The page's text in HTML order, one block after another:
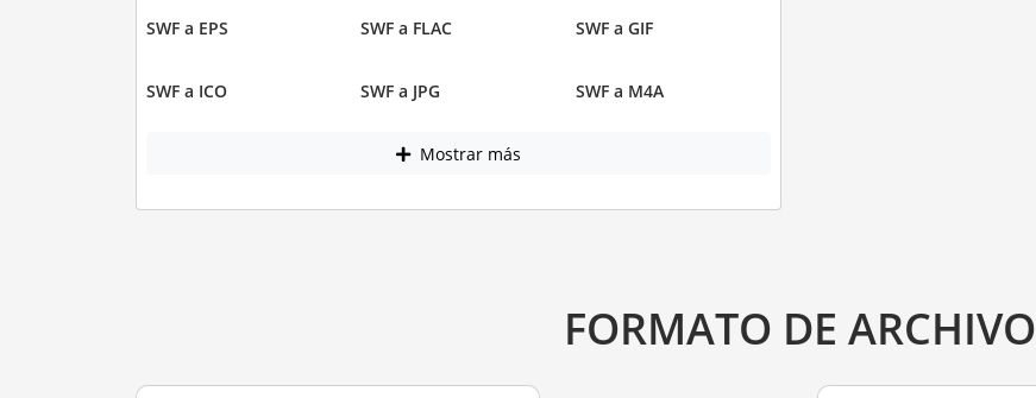
SWF a EPS SWF a FLAC SWF a GIF
SWF a ICO SWF a JPG SWF a M4A
Mostrar más
FORMATO DE ARCHIVO